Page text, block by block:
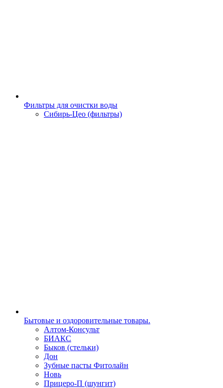
Фильтры для очистки воды
Сибирь-Цео (фильтры)
Бытовые и оздоровительные товары.
Алтом-Консульт
БИАКС
Быков (стельки)
Дон
Зубные пасты Фитолайн
Новь
Прицеро-П (шунгит)